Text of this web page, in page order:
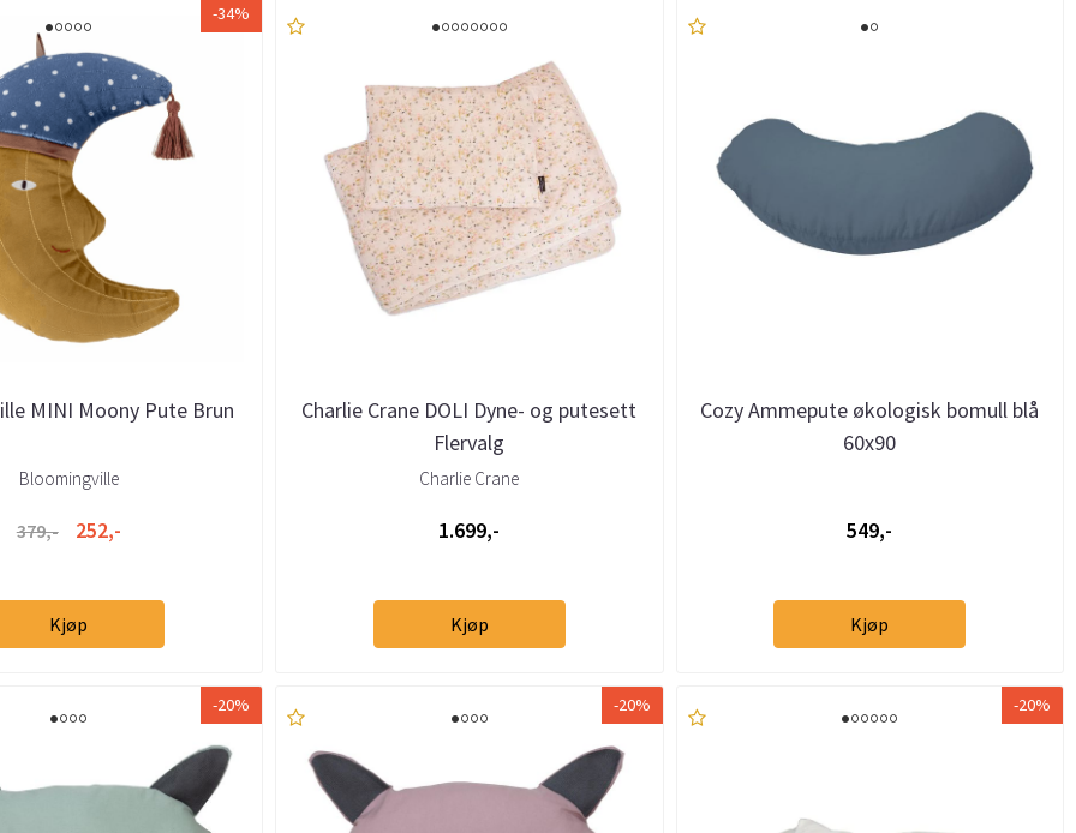
-34%
MINI Moony Pute Brun
Bloomingville
379,- 252,-
Kjøp
Charlie Crane DOLI Dyne- og putesett
Flervalg
Charlie Crane
1.699,-
Kjøp
Cozy Ammepute økologisk bomull blå
60x90
549,-
Kjøp
-20% -20% -20%